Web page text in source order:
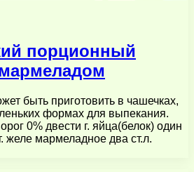
порционный
быть приготовить в чашечках,
формах для выпекания.
0% двести г. яйца(белок) один
желе мармеладное два ст.л.